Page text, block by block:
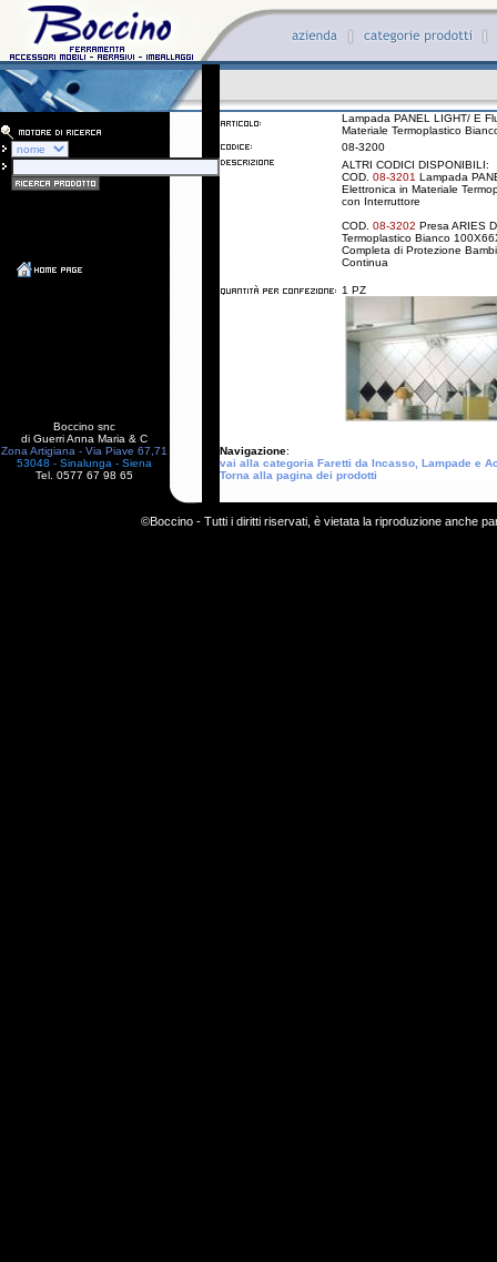
Lampada PANEL LIGHT/ E
Materiale Termoplastico
08-3200
ALTRI CODICI DISPONIBILI:
COD. 08-3201 Lampada
Elettronica in Materiale
con Interruttore
COD. 08-3202 Presa ARIES
Termoplastico Bianco
Completa di Protezione
Continua
1 PZ
Navigazione:
vai alla categoria Faretti da Incasso, Lampade e
Torna alla pagina dei prodotti
Boccino snc
di Guerri Anna Maria & C
Zona Artigiana - Via Piave 67,71
53048 - Sinalunga - Siena
Tel. 0577 67 98 65
©Boccino - Tutti i diritti riservati, è vietata la riproduzione anche